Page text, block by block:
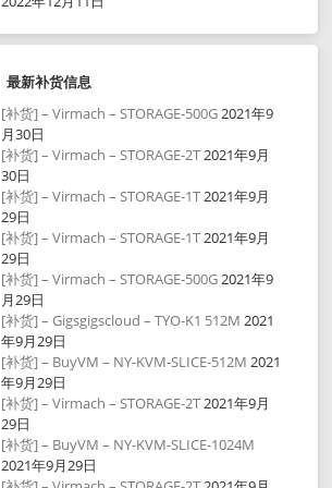
最新补货信息
[补货] – Virmach – STORAGE-500G2021年9
月30日
[补货] – Virmach – STORAGE-2T2021年9月
30日
[补货] – Virmach – STORAGE-1T2021年9月
29日
[补货] – Virmach – STORAGE-1T2021年9月
29日
[补货] – Virmach – STORAGE-500G2021年9
月29日
[补货] – Gigsgigscloud – TYO-K1 512M 2021
年9月29日
[补货] – BuyVM – NY-KVM-SLICE-512M 2021
年9月29日
[补货] – Virmach – STORAGE-2T2021年9月
29日
[补货] – BuyVM – NY-KVM-SLICE-1024M
2021年9月29日